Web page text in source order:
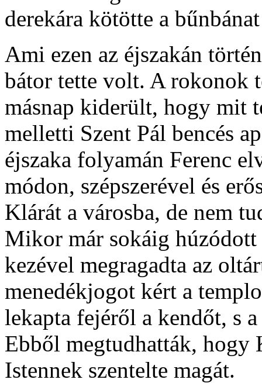
derekára kötötte a
Ami ezen az éjszakán
bátor tette volt. A rokonok
másnap kiderült, hogy mit
melletti Szent Pál bencés
éjszaka folyamán Ferenc
módon, szépszerével és
Klárát a városba, de nem
Mikor már sokáig
kezével megragadta az
menedékjogot kért a
lekapta fejéről a kendőt, s
Ebből megtudhatták, hogy
Istennek szentelte magát.